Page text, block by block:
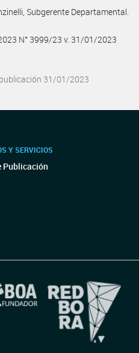
Subgerente Departamental.
N° 3999/23 v. 31/01/2023
31/01/2023
Y SERVICIOS
Publicación